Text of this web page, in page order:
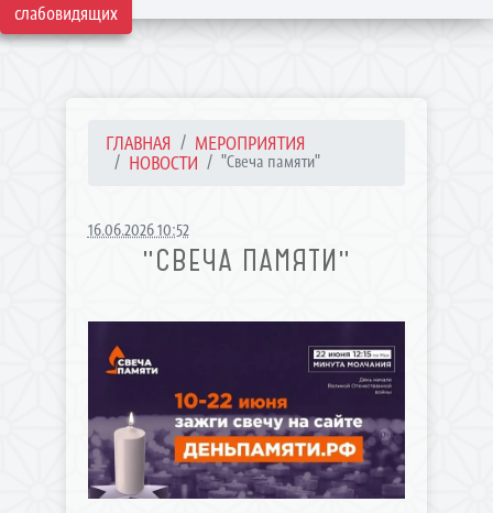
слабовидящих
ГЛАВНАЯ
МЕРОПРИЯТИЯ
НОВОСТИ
"Свеча памяти"
16.06.2026 10:52
"СВЕЧА ПАМЯТИ"